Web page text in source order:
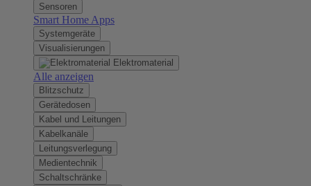
Sensoren
Smart Home Apps
Systemgeräte
Visualisierungen
Elektromaterial
Alle anzeigen
Blitzschutz
Gerätedosen
Kabel und Leitungen
Kabelkanäle
Leitungsverlegung
Medientechnik
Schaltschränke